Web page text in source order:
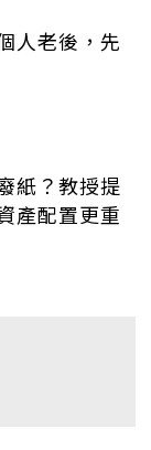
人老後，先
紙？教授提
產配置更重